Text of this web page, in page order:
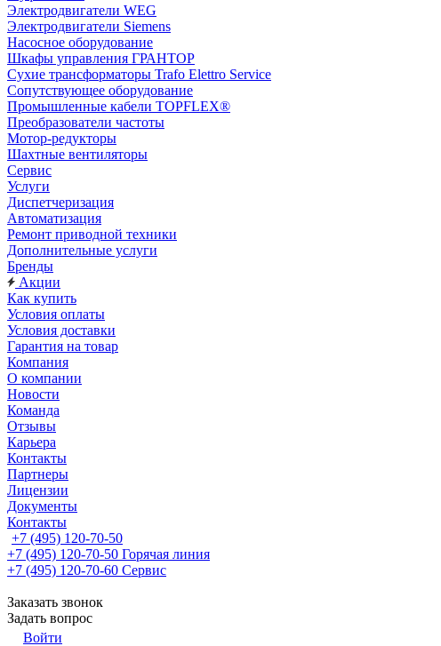
Электродвигатели WEG
Электродвигатели Siemens
Насосное оборудование
Шкафы управления ГРАНТОР
Сухие трансформаторы Trafo Elettro Service
Сопутствующее оборудование
Промышленные кабели TOPFLEX®
Преобразователи частоты
Мотор-редукторы
Шахтные вентиляторы
Сервис
Услуги
Диспетчеризация
Автоматизация
Ремонт приводной техники
Дополнительные услуги
Бренды
Акции
Как купить
Условия оплаты
Условия доставки
Гарантия на товар
Компания
О компании
Новости
Команда
Отзывы
Карьера
Контакты
Партнеры
Лицензии
Документы
Контакты
+7 (495) 120-70-50
+7 (495) 120-70-50 Горячая линия
+7 (495) 120-70-60 Сервис
Заказать звонок
Задать вопрос
Войти